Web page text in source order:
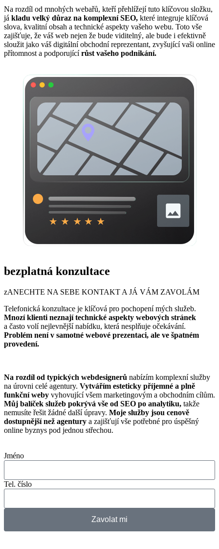
Na rozdíl od mnohých webařů, kteří přehlížejí tuto klíčovou složku,
já kladu velký důraz na komplexní SEO, které integruje klíčová
slova, kvalitní obsah a technické aspekty vašeho webu. Toto vše
zajišťuje, že váš web nejen že bude viditelný, ale bude i efektivně
sloužit jako váš digitální obchodní reprezentant, zvyšující vaši online
přítomnost a podporujícírůst vašeho podnikání.
bezplatná konzultace
zANECHTE NA SEBE KONTAKT A JÁ VÁM ZAVOLÁM
Telefonická konzultace je klíčová pro pochopení mých služeb.
Mnozí klienti neznají technické aspekty webových stránek
a často volí nejlevnější nabídku, která nesplňuje očekávání.
Problém není v samotné webové prezentaci, ale ve špatném
provedení.
Na rozdíl od typických webdesignerů nabízím komplexní služby
na úrovni celé agentury. Vytvářím esteticky příjemné a plně
funkční weby vyhovující všem marketingovým a obchodním cílům.
Můj balíček služeb pokrývá vše od SEO po analytiku, takže
nemusíte řešit žádné další úpravy. Moje služby jsou cenově
dostupnější než agentury a zajišťují vše potřebné pro úspěšný
online byznys pod jednou střechou.
Jméno
Tel. číslo
Zavolat mi